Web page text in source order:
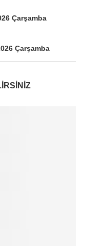
Çarşamba
Çarşamba